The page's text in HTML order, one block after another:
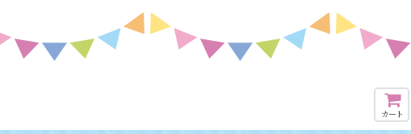
カート